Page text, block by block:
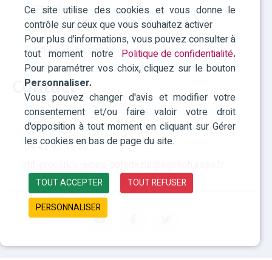
Ce site utilise des cookies et vous donne le
contrôle sur ceux que vous souhaitez activer
Pour plus d'informations, vous pouvez consulter à
tout moment notre Politique de confidentialité.
Pour paramétrer vos choix, cliquez sur le bouton
Personnaliser.
Vous pouvez changer d'avis et modifier votre
consentement et/ou faire valoir votre droit
d'opposition à tout moment en cliquant sur Gérer
les cookies en bas de page du site.
TOUT ACCEPTER
TOUT REFUSER
PERSONNALISER
Accessibilité
Mentions légales
Politique des cookies
Contact
RHF Paca
04 42 93 15 50